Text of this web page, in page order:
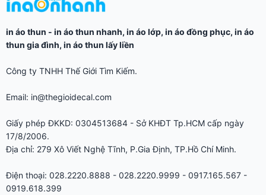
in áo thun - in áo thun nhanh, in áo lớp, in áo đồng phục, in áo
thun gia đình, in áo thun lấy liền
Công ty TNHH Thế Giới Tìm Kiếm.
Email: in@thegioidecal.com
Giấy phép ĐKKD: 0304513684 - Sở KHĐT Tp.HCM cấp ngày
17/8/2006.
Địa chỉ: 279 Xô Viết Nghệ Tĩnh, P.Gia Định, TP.Hồ Chí Minh.
Điện thoại: 028.2220.8888 - 028.2220.9999 - 0917.165.567 -
0919.618.399